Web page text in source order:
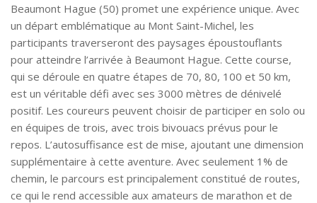
Beaumont Hague (50) promet une expérience unique. Avec
un départ emblématique au Mont Saint-Michel, les
participants traverseront des paysages époustouflants
pour atteindre l’arrivée à Beaumont Hague. Cette course,
qui se déroule en quatre étapes de 70, 80, 100 et 50 km,
est un véritable défi avec ses 3000 mètres de dénivelé
positif. Les coureurs peuvent choisir de participer en solo ou
en équipes de trois, avec trois bivouacs prévus pour le
repos. L’autosuffisance est de mise, ajoutant une dimension
supplémentaire à cette aventure. Avec seulement 1% de
chemin, le parcours est principalement constitué de routes,
ce qui le rend accessible aux amateurs de marathon et de